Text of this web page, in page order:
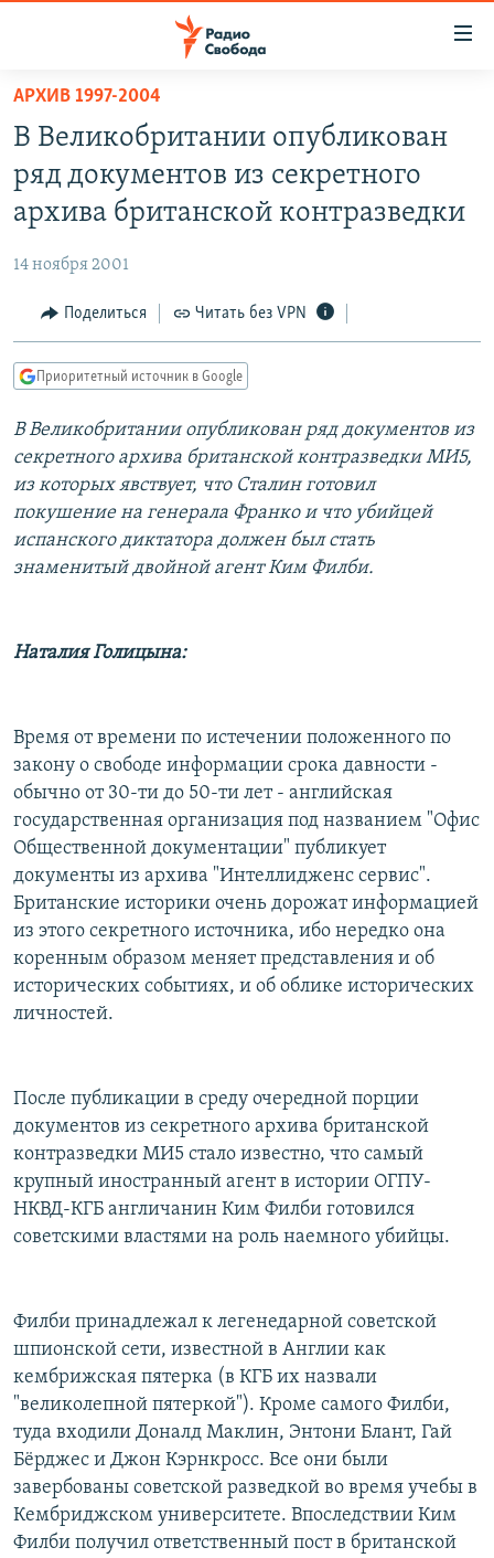
упрощенного
доступа
основному
Вернутся
Вернутся
поиску
АВТОРСКИЕ ПРОЕКТЫ
МНЕНИЯ
КУЛЬТУРА
КАВКАЗ.РЕАЛИИ
СЕВЕР.РЕАЛИИ
СИБИРЬ.РЕАЛИИ
РАСПИСАНИЕ ВЕЩАНИЯ
ПОДПИШИТЕСЬ НА РАССЫЛКУ
Все сайты РСЕ/РС
АРХИВ 1997-2004
В Великобритании опубликован
ряд документов из секретного
архива британской контразведки
14 ноября 2001
Поделиться Читать без VPN
Приоритетный источник в Google
В Великобритании опубликован ряд документов из
секретного архива британской контразведки МИ5,
из которых явствует, что Сталин готовил
покушение на генерала Франко и что убийцей
испанского диктатора должен был стать
знаменитый двойной агент Ким Филби.
Наталия Голицына:
Время от времени по истечении положенного по
закону о свободе информации срока давности -
обычно от 30-ти до 50-ти лет - английская
государственная организация под названием "Офис
Общественной документации" публикует
документы из архива "Интеллидженс сервис".
Британские историки очень дорожат информацией
из этого секретного источника, ибо нередко она
коренным образом меняет представления и об
исторических событиях, и об облике исторических
личностей.
После публикации в среду очередной порции
документов из секретного архива британской
контразведки МИ5 стало известно, что самый
крупный иностранный агент в истории ОГПУ-
НКВД-КГБ англичанин Ким Филби готовился
советскими властями на роль наемного убийцы.
Филби принадлежал к легенедарной советской
шпионской сети, известной в Англии как
кембрижская пятерка (в КГБ их назвали
"великолепной пятеркой"). Кроме самого Филби,
туда входили Доналд Маклин, Энтони Блант, Гай
Бёрджес и Джон Кэрнкросс. Все они были
завербованы советской разведкой во время учебы в
Кембриджском университете. Впоследствии Ким
Филби получил ответственный пост в британской